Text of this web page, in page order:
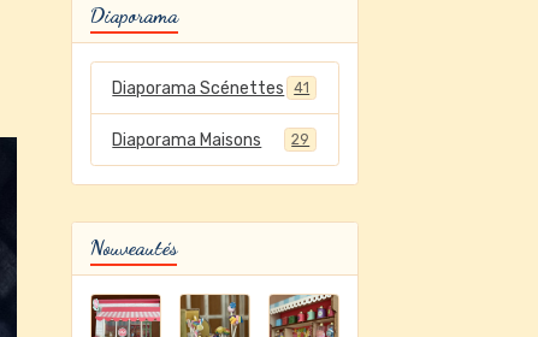
Diaporama
Diaporama Scénettes 41
Diaporama Maisons 29
Nouveautés